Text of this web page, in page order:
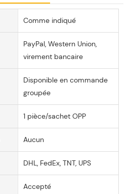
Comme indiqué
PayPal, Western Union,
virement bancaire
Disponible en commande
groupée
1 pièce/sachet OPP
Aucun
DHL, FedEx, TNT, UPS
Accepté